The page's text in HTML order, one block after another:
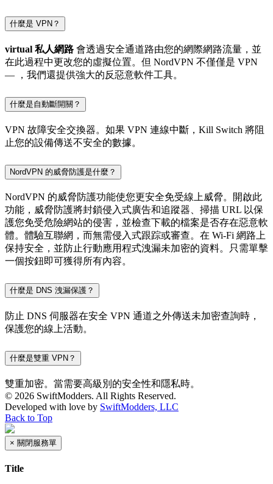
什麼是 VPN？
virtual 私人網路 會透過安全通道路由您的網際網路流量，並
在此過程中更改您的虛擬位置。但 NordVPN 不僅僅是 VPN
— ，我們還提供強大的反惡意軟件工具。
什麼是自動斷開關？
VPN 故障安全交換器。如果 VPN 連線中斷，Kill Switch 將阻
止您的設備傳送不安全的數據。
NordVPN 的威脅防護是什麼？
NordVPN 的威脅防護功能使您更安全免受線上威脅。開啟此
功能，威脅防護將封鎖侵入式廣告和追蹤器、掃描 URL 以保
護您免受危險網站的侵害，並檢查下載的檔案是否存在惡意軟
體。體驗互聯網，而無需侵入式跟踪或審查。在 Wi-Fi 網路上
保持安全，並防止行動應用程式洩漏未加密的資料。只需單擊
一個按鈕即可獲得所有內容。
什麼是 DNS 洩漏保護？
防止 DNS 伺服器在安全 VPN 通道之外傳送未加密查詢時，
保護您的線上活動。
什麼是雙重 VPN？
雙重加密。當需要高級別的安全性和隱私時。
© 2026 SwiftModders. All Rights Reserved.
Developed with love by SwiftModders, LLC
Back to Top
× 關閉服務單
Title